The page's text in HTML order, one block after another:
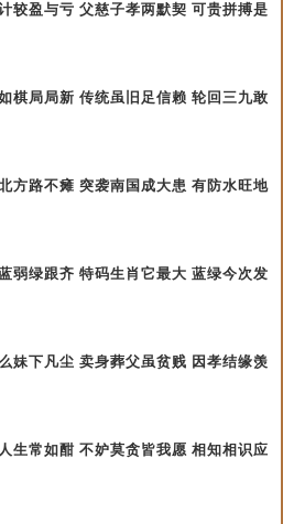
较盈与亏 父慈子孝两默契 可贵拼搏是
棋局局新 传统虽旧足信赖 轮回三九敢
方路不瘫 突袭南国成大患 有防水旺地
弱绿跟齐 特码生肖它最大 蓝绿今次发
妹下凡尘 卖身葬父虽贫贱 因孝结缘羡
生常如酣 不妒莫贪皆我愿 相知相识应